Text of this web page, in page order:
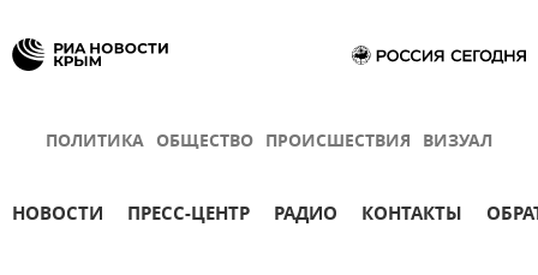
ПОЛИТИКА ОБЩЕСТВО ПРОИСШЕСТВИЯ ВИЗУАЛ
НОВОСТИ ПРЕСС-ЦЕНТР РАДИО КОНТАКТЫ